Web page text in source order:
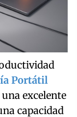
Portátil
una excelente
capacidad